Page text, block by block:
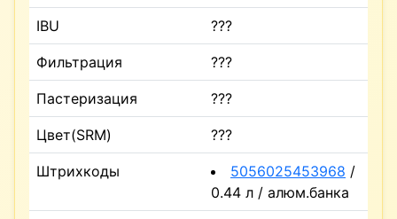
IBU ???
Фильтрация ???
Пастеризация ???
Цвет(SRM) ???
Штрихкоды 5056025453968 /
0.44 л / алюм.банка